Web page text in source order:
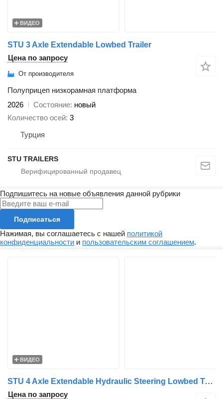
ВИДЕО
STU 3 Axle Extendable Lowbed Trailer
Цена по запросу
От производителя
Полуприцеп низкорамная платформа
2026
Состояние новый
Количество осей 3
Турция
STU TRAILERS
Подпишитесь на новые объявления данной рубрики
Подписаться
Нажимая, вы соглашаетесь с нашей политикой
конфиденциальности и пользовательским соглашением.
ВИДЕО
STU 4 Axle Extendable Hydraulic Steering Lowbed Trailer
Цена по запросу